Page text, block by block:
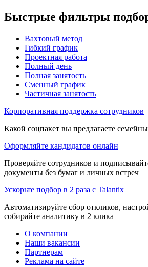
Быстрые фильтры
Вахтовый метод
Гибкий график
Проектная работа
Полный день
Полная занятость
Сменный график
Частичная занятость
Корпоративная поддержка сотрудников
Какой соцпакет вы предлагаете
Оформляйте кандидатов онлайн
Проверяйте сотрудников и
документы без бумаг и личных встреч
Ускорьте подбор в 2 раза с Talantix
Автоматизируйте сбор откликов,
собирайте аналитику в 2 клика
О компании
Наши вакансии
Партнерам
Реклама на сайте